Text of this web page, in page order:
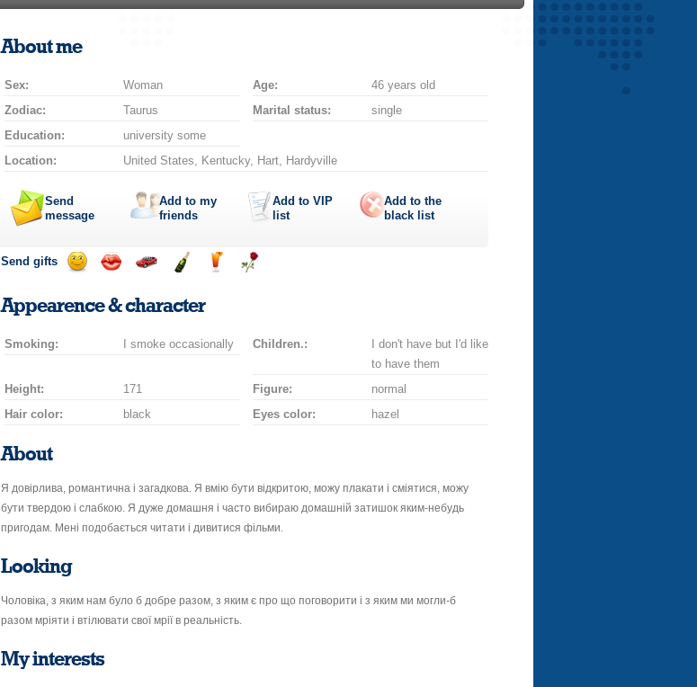
About me
Sex: Woman Age:
46 years old
Zodiac:
Taurus Marital status:
single
Education:
university some
Location:
United States, Kentucky, Hart, Hardyville
Send
message
Add to my
friends
Add to VIP
list
Add to the
black list
Send gifts
kiss
for
a
drive
champagne
Appearence & character
Smoking: I smoke occasionally Children.:
I don't have but I'd like
to have them
Height:
171 Figure:
normal
Hair color:
black Eyes color: hazel
About
Я довірлива, романтична і загадкова. Я вмію бути відкритою, можу плакати і сміятися, можу
бути твердою і слабкою. Я дуже домашня і часто вибираю домашній затишок яким-небудь
пригодам. Мені подобається читати і дивитися фільми.
Looking
Чоловіка, з яким нам було б добре разом, з яким є про що поговорити і з яким ми могли-б
разом мріяти і втілювати свої мрії в реальність.
My interests